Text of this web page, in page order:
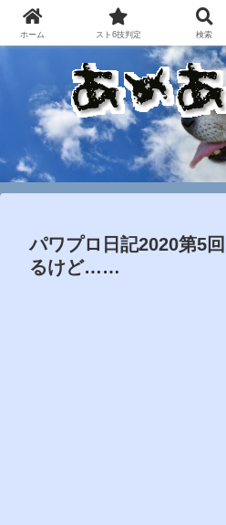
パワプロ日記2020第5
るけど……
ホーム スト6技判定 検索